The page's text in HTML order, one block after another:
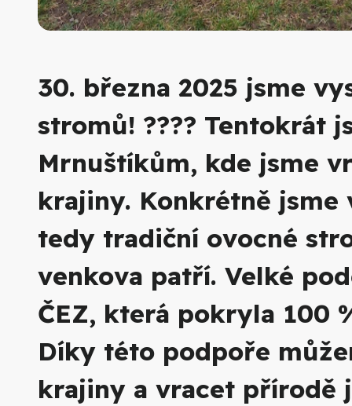
30. března 2025 jsme
stromů! ???? Tentokrát
Mrnuštíkům, kde jsme
krajiny. Konkrétně
tedy tradiční ovocné
venkova patří. Velké
ČEZ, která pokryla 100
Díky této podpoře
krajiny a vracet přírodě